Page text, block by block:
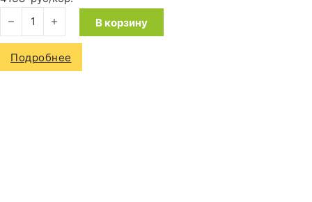
Количество товара Ламинат Quick-Step Impressive IM1995
В корзину
Подробнее